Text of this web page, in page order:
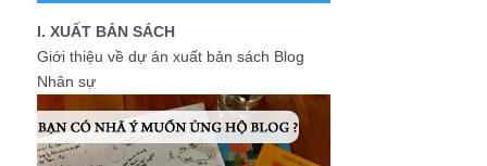
I. XUẤT BẢN SÁCH
Giới thiệu về dự án xuất bản sách Blog
Nhân sự